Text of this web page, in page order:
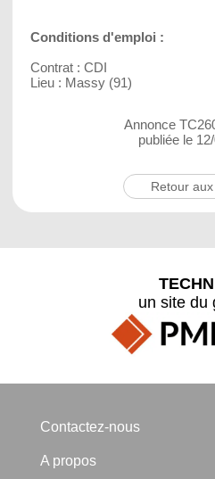
Conditions d'emploi :
Contrat : CDI
Lieu : Massy (91)
Annonce
publiée le
Retour
un site du
Contactez-nous
A propos